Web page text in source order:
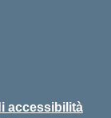
accessibilità